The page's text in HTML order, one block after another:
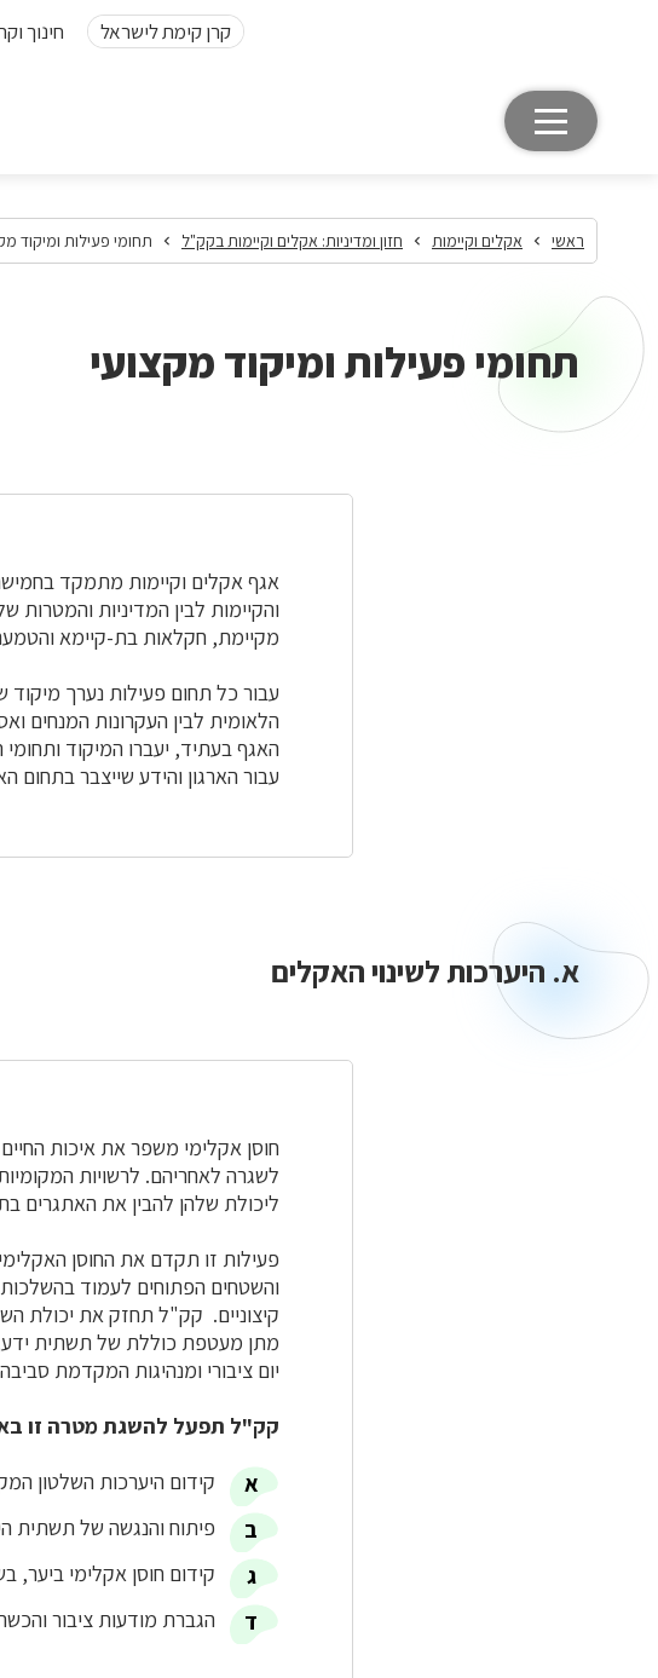
קרן קימת לישראל חינוך
ראשי אקלים וקיימות חזון ומדיניות: אקלים וקיימות בקק"ל תחומי פעילות ומיקוד
תחומי פעילות ומיקוד מקצועי
אגף אקלים וקיימות מתמקד
והקיימות לבין המדיניות
מקיימת, חקלאות בת-קיימא
עבור כל תחום פעילות נערך
הלאומית לבין העקרונות המנחים
האגף בעתיד, יעברו המיקוד
עבור הארגון והידע שייצבר בתחום
א.
לשינוי
א. היערכות לשינוי האקלים
חוסן אקלימי משפר את איכות
לשגרה לאחריהם. לרשויות
ליכולת שלהן להבין את האתגרים
פעילות זו תקדם את החוסן
והשטחים הפתוחים לעמוד בהשלכות
קיצוניים. קק"ל תחזק את יכולת
מתן מעטפת כוללת של תשתית ידע,
יום ציבורי ומנהיגות המקדמת
קק"ל תפעל להשגת מטרה זו
קידום היערכות השלטון
פיתוח והנגשה של תשתית
קידום חוסן אקלימי ביער,
הגברת מודעות ציבור